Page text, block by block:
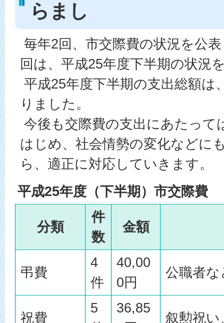
らまし
毎年2回、市交際費の状況を公
回は、平成25年度下半期の状況
平成25年度下半期の支出総額は
りました。
今後も交際費の支出にあたって
はじめ、社会情勢の変化などに
ら、適正に対応していきます。
平成25年度（下半期）市交際費
分類
件
数
金額
弔費
4
件
40,00
0円
公職者
祝費
5
36,85
叙勲祝